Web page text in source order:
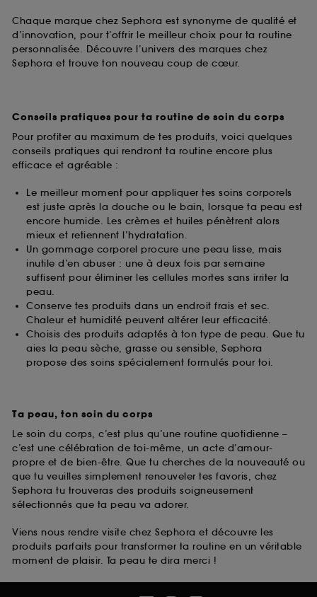
Chaque marque chez Sephora est synonyme de qualité et
d’innovation, pour t’offrir le meilleur choix pour ta routine
personnalisée. Découvre l’univers des marques chez
Sephora et trouve ton nouveau coup de cœur.
Conseils pratiques pour ta routine de soin du corps
Pour profiter au maximum de tes produits, voici quelques
conseils pratiques qui rendront ta routine encore plus
efficace et agréable :
Le meilleur moment pour appliquer tes soins corporels
est juste après la douche ou le bain, lorsque ta peau est
encore humide. Les crèmes et huiles pénètrent alors
mieux et retiennent l’hydratation.
Un gommage corporel procure une peau lisse, mais
inutile d’en abuser : une à deux fois par semaine
suffisent pour éliminer les cellules mortes sans irriter la
peau.
Conserve tes produits dans un endroit frais et sec.
Chaleur et humidité peuvent altérer leur efficacité.
Choisis des produits adaptés à ton type de peau. Que tu
aies la peau sèche, grasse ou sensible, Sephora
propose des soins spécialement formulés pour toi.
Ta peau, ton soin du corps
Le soin du corps, c’est plus qu’une routine quotidienne –
c’est une célébration de toi-même, un acte d’amour-
propre et de bien-être. Que tu cherches de la nouveauté ou
que tu veuilles simplement renouveler tes favoris, chez
Sephora tu trouveras des produits soigneusement
sélectionnés que ta peau va adorer.
Viens nous rendre visite chez Sephora et découvre les
produits parfaits pour transformer ta routine en un véritable
moment de plaisir. Ta peau te dira merci !